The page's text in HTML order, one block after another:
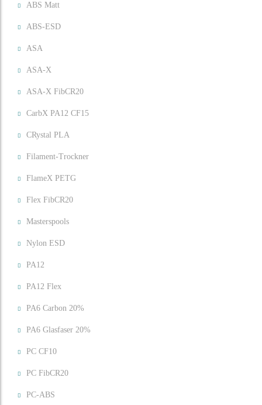
ABS Matt
ABS-ESD
ASA
ASA-X
ASA-X FibCR20
CarbX PA12 CF15
CRystal PLA
Filament-Trockner
FlameX PETG
Flex FibCR20
Masterspools
Nylon ESD
PA12
PA12 Flex
PA6 Carbon 20%
PA6 Glasfaser 20%
PC CF10
PC FibCR20
PC-ABS